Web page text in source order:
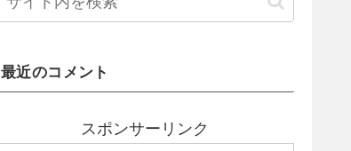
最近のコメント
スポンサーリンク